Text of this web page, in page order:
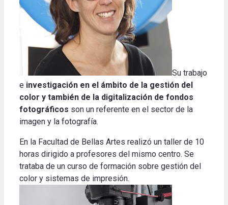
Su trabajo
e investigación en el ámbito de la gestión del
color y también de la digitalización de fondos
fotográficos son un referente en el sector de la
imagen y la fotografía.
En la Facultad de Bellas Artes realizó un taller de 10
horas dirigido a profesores del mismo centro. Se
trataba de un curso de formación sobre gestión del
color y sistemas de impresión.